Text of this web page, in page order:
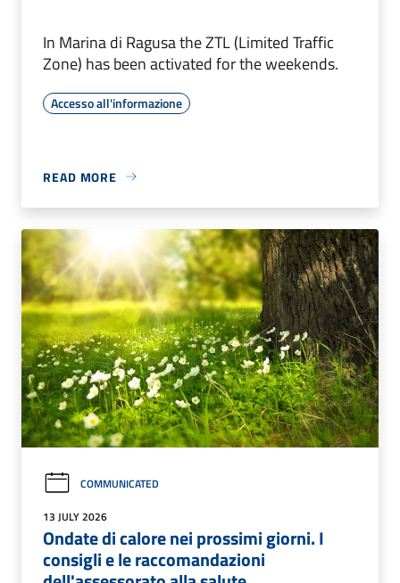
In Marina di Ragusa the ZTL (Limited Traffic
Zone) has been activated for the weekends.
Accesso all'informazione
READ MORE
COMMUNICATED
13 JULY 2026
Ondate di calore nei prossimi giorni. I
consigli e le raccomandazioni